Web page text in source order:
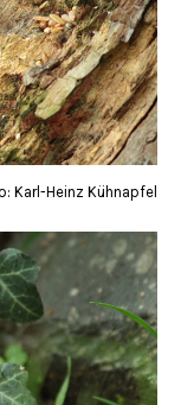
Karl-Heinz Kühnapfel